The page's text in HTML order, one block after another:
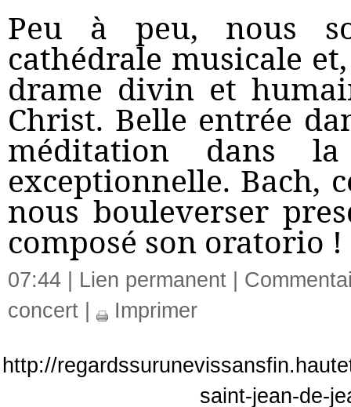
Peu à peu, nous
cathédrale musicale
drame divin et
Christ. Belle entrée
méditation dans
exceptionnelle. Bach,
nous bouleverser
composé son oratorio !
07:44 | Lien permanent
concert
Imprimer
http://
saint-jean-de-